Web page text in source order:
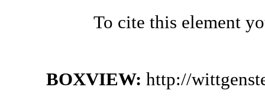
To cite this element
BOXVIEW: http://